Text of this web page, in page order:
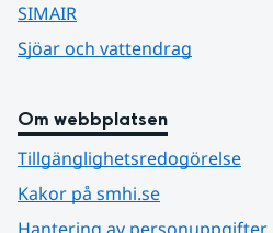
SIMAIR
Sjöar och vattendrag
Om webbplatsen
Tillgänglighetsredogörelse
Kakor på smhi.se